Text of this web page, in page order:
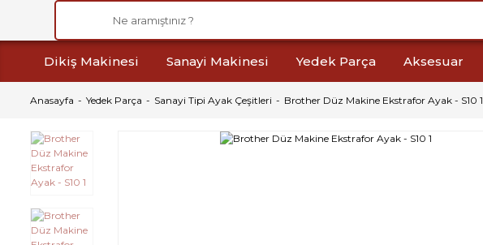
Dikiş Makinesi Sanayi Makinesi Yedek Parça Aksesuar
Anasayfa Yedek Parça Sanayi Tipi Ayak Çeşitleri Brother Düz Makine Ekstrafor Ayak - S10 1